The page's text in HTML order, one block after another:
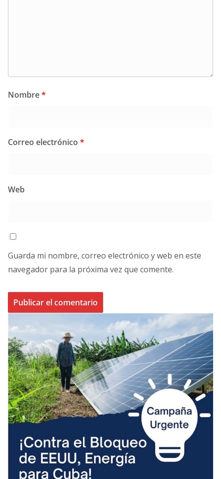
Nombre*
Correo electrónico *
Web
Guarda mi nombre, correo electrónico y web en este
navegador para la próxima vez que comente.